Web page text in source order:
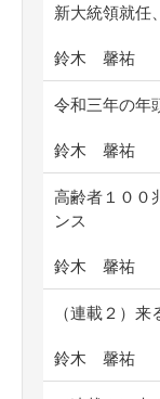
新大統領就任
鈴木 馨祐
令和三年の年
鈴木 馨祐
高齢者１００
ンス
鈴木 馨祐
（連載２）
鈴木 馨祐